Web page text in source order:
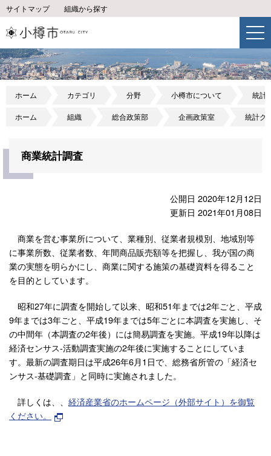
サイトマップ 組織から探す
ホーム カテゴリ 分野 小樽市について 統計
ホーム 組織 総合政策部 企画政策室 統計グ
商業統計調査
公開日 2020年12月12日
更新日 2021年01月08日
商業を営む事業所について、業種別、従業者規模別、地域別等
に事業所数、従業者数、年間商品販売額等を把握し、我が国の商
業の実態を明らかにし、商業に関する施策の基礎資料を得ること
を目的としています。
昭和27年に調査を開始して以来、昭和51年までは2年ごと、平成
9年までは3年ごと、平成19年までは5年ごとに本調査を実施し、そ
の中間年（本調査の2年後）には簡易調査を実施。平成19年以降は
経済センサス-活動調査実施の2年後に実施することにしていま
す。最新の調査期日は平成26年6月1日で、総務省所管の「経済セ
ンサス-基礎調査」と同時に実施されました。
詳しくは、、 経済産業省のホームページ（外部サイト）を御覧
ください。